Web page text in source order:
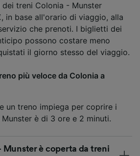
treni Colonia - Munster
in base all'orario di viaggio, alla
che prenoti. I biglietti dei
possono costare meno
il giorno stesso del viaggio.
più veloce da Colonia a
un treno impiega per coprire i
è di 3 ore e 2 minuti.
Munster è coperta da treni